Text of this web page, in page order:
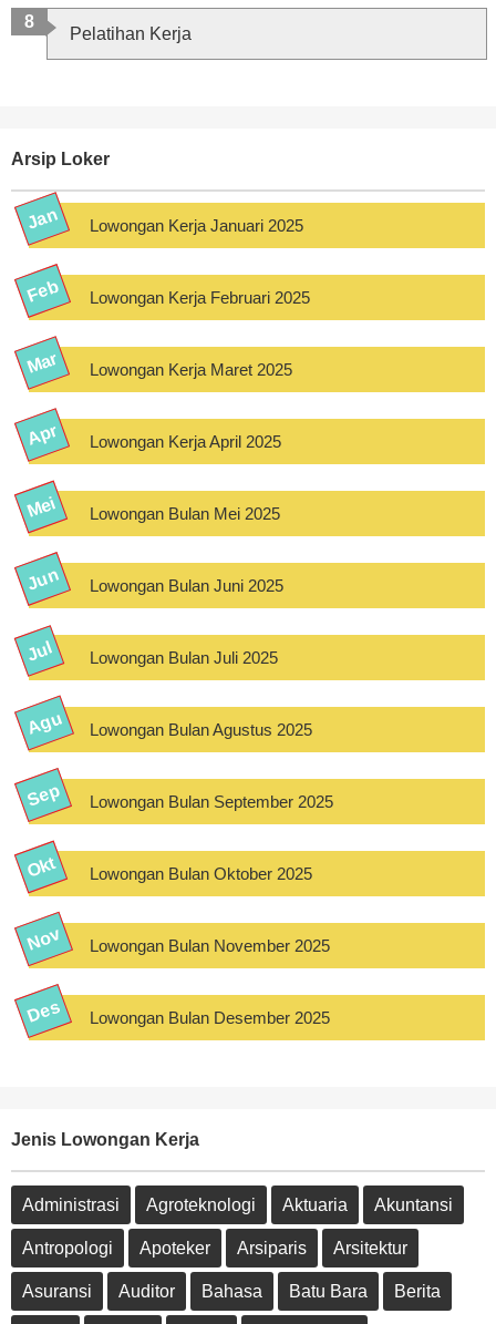
Pelatihan Kerja
Arsip Loker
Lowongan Kerja Januari 2025
Lowongan Kerja Februari 2025
Lowongan Kerja Maret 2025
Lowongan Kerja April 2025
Lowongan Bulan Mei 2025
Lowongan Bulan Juni 2025
Lowongan Bulan Juli 2025
Lowongan Bulan Agustus 2025
Lowongan Bulan September 2025
Lowongan Bulan Oktober 2025
Lowongan Bulan November 2025
Lowongan Bulan Desember 2025
Jenis Lowongan Kerja
Administrasi Agroteknologi Aktuaria Akuntansi
Antropologi Apoteker Arsiparis Arsitektur
Asuransi Auditor Bahasa Batu Bara Berita